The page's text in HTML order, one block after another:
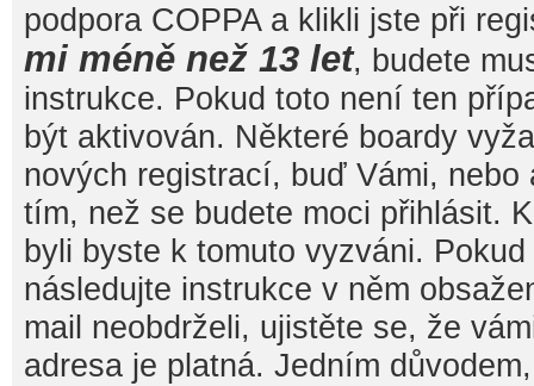
podpora COPPA a klikli jste při
mi méně než 13 let, budete
instrukce. Pokud toto není ten
být aktivován. Některé boardy
nových registrací, buď Vámi, nebo
tím, než se budete moci přihlásit.
byli byste k tomuto vyzváni.
následujte instrukce v něm
mail neobdrželi, ujistěte se, že
adresa je platná. Jedním